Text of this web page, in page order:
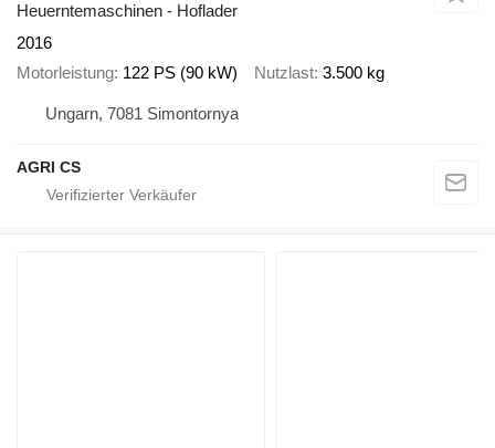
Heuerntemaschinen - Hoflader
2016
Motorleistung 122 PS (90 kW) Nutzlast 3.500 kg
Ungarn, 7081 Simontornya
AGRI CS